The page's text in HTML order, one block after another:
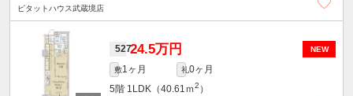
ピタットハウス武蔵境店
NEW
52724.5万円
敷1ヶ月 礼0ヶ月
5階 1LDK（40.61ｍ2 ）